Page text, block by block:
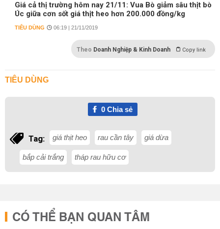
Giá cả thị trường hôm nay 21/11: Vua Bò giảm sâu thịt bò
Úc giữa cơn sốt giá thịt heo hơn 200.000 đồng/kg
TIÊU DÙNG 06:19 | 21/11/2019
Theo Doanh Nghiệp & Kinh Doanh Copy link
TIÊU DÙNG
0Chia sẻ
Tag: giá thịt heo rau cần tây giá dừa
bắp cải trắng tháp rau hữu cơ
CÓ THỂ BẠN QUAN TÂM